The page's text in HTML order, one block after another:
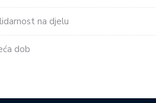
na djelu
dob